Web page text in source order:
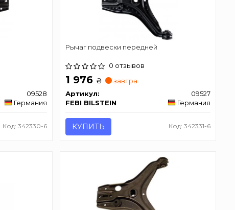
09528
Германия
Код: 342330-6
Рычаг подвески передней
0 отзывов
1 976 ₴
завтра
Артикул:
09527
FEBI BILSTEIN
Германия
КУПИТЬ Код: 342331-6